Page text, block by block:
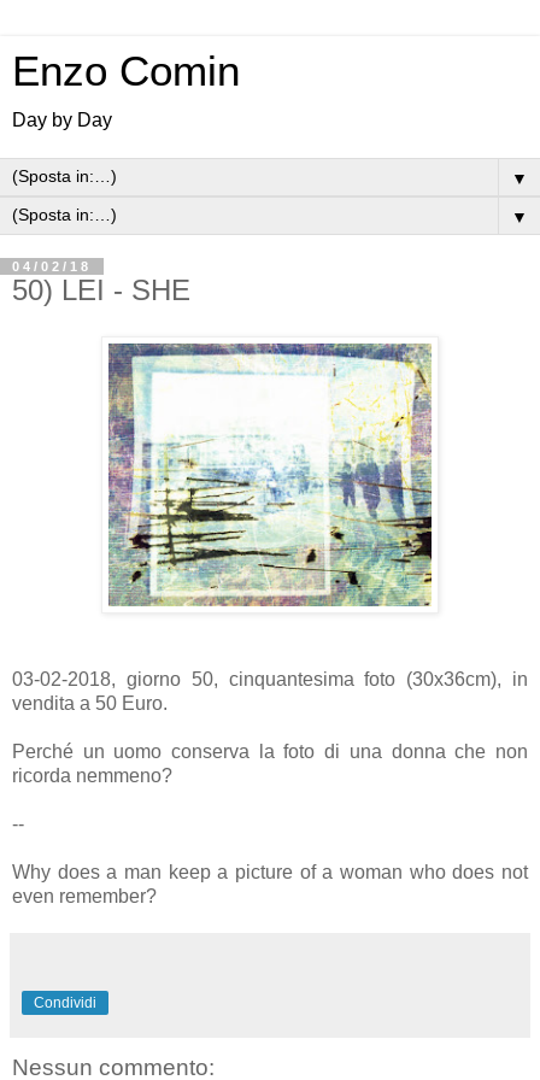
Enzo Comin
Day by Day
▼
▼
04/02/18
50) LEI - SHE
03-02-2018, giorno 50, cinquantesima foto (30x36cm), in
vendita a 50 Euro.
Perché un uomo conserva la foto di una donna che non
ricorda nemmeno?
--
Why does a man keep a picture of a woman who does not
even remember?
Condividi
Nessun commento: